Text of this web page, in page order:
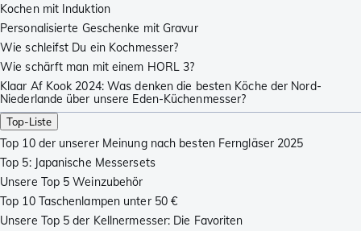
Kochen mit Induktion
Personalisierte Geschenke mit Gravur
Wie schleifst Du ein Kochmesser?
Wie schärft man mit einem HORL 3?
Klaar Af Kook 2024: Was denken die besten Köche der Nord-
Niederlande über unsere Eden-Küchenmesser?
Top-Liste
Top 10 der unserer Meinung nach besten Ferngläser 2025
Top 5: Japanische Messersets
Unsere Top 5 Weinzubehör
Top 10 Taschenlampen unter 50 €
Unsere Top 5 der Kellnermesser: Die Favoriten